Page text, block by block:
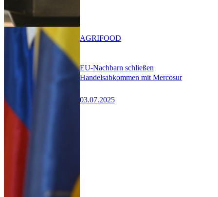
EU-Nachbarn schließen
Handelsabkommen mit Mercosur
03.07.2025
AGRIFOOD